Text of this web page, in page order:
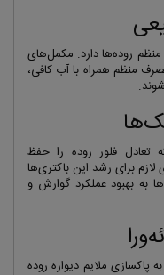
روده‌ها دارد. مکمل‌های
منظم همراه با آب کافی،
تعادل فلور روده را حفظ
برای رشد این باکتری‌ها
به بهبود عملکرد گوارش و
پاکسازی ملایم دیواره روده